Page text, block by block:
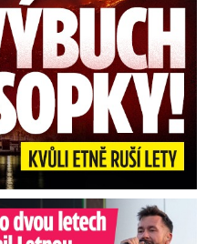
stopla koncert